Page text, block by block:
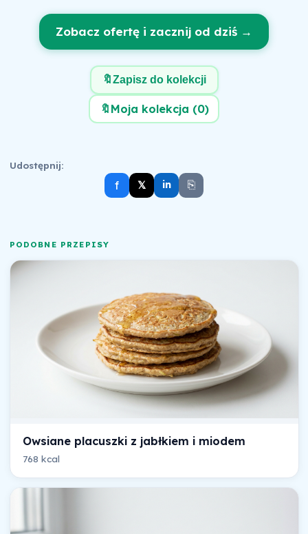
Zobacz ofertę i zacznij od dziś →
🔖Zapisz do kolekcji
🔖 Moja kolekcja (0)
Udostępnij:
f 𝕏 in ⎘
PODOBNE PRZEPISY
Owsiane placuszki z jabłkiem i miodem
768 kcal